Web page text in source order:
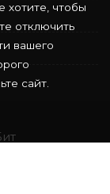
хотите, чтобы
отключить
вашего
сайт.